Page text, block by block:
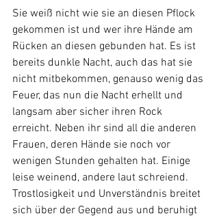
Sie weiß nicht wie sie an diesen Pflock
gekommen ist und wer ihre Hände am
Rücken an diesen gebunden hat. Es ist
bereits dunkle Nacht, auch das hat sie
nicht mitbekommen, genauso wenig das
Feuer, das nun die Nacht erhellt und
langsam aber sicher ihren Rock
erreicht. Neben ihr sind all die anderen
Frauen, deren Hände sie noch vor
wenigen Stunden gehalten hat. Einige
leise weinend, andere laut schreiend.
Trostlosigkeit und Unverständnis breitet
sich über der Gegend aus und beruhigt